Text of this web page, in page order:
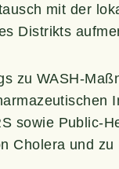
mit der
Distrikts
zu WASH-
sowie Public-
Cho­le­ra und